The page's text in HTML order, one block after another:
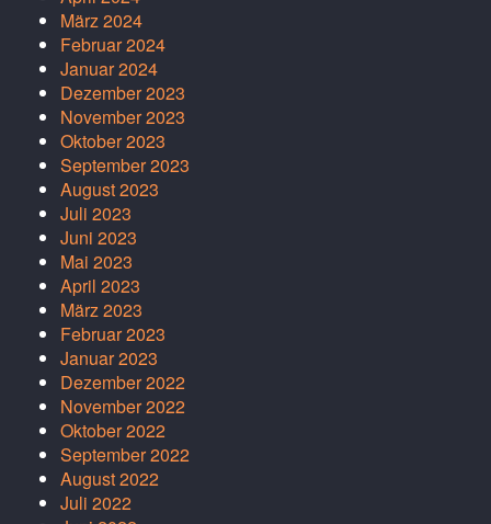
März 2024
Februar 2024
Januar 2024
Dezember 2023
November 2023
Oktober 2023
September 2023
August 2023
Juli 2023
Juni 2023
Mai 2023
April 2023
März 2023
Februar 2023
Januar 2023
Dezember 2022
November 2022
Oktober 2022
September 2022
August 2022
Juli 2022